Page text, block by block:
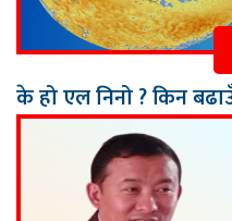
के हो एल निनो ? किन